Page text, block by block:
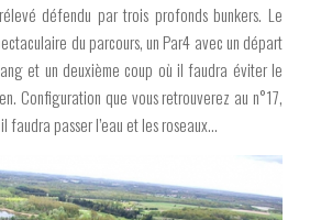
défendu par trois profonds bunkers. Le
du parcours, un Par4 avec un départ
et un deuxième coup où il faudra éviter le
Configuration que vous retrouverez au n°17,
faudra passer l’eau et les roseaux…